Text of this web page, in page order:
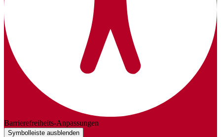
Barrierefreiheits-Anpassungen
Symbolleiste ausblenden